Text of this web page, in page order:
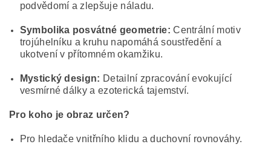
podvědomí a zlepšuje náladu.
Symbolika posvátné geometrie: Centrální motiv
trojúhelníku a kruhu napomáhá soustředění a
ukotvení v přítomném okamžiku.
Mystický design: Detailní zpracování evokující
vesmírné dálky a ezoterická tajemství.
Pro koho je obraz určen?
Pro hledače vnitřního klidu a duchovní rovnováhy.